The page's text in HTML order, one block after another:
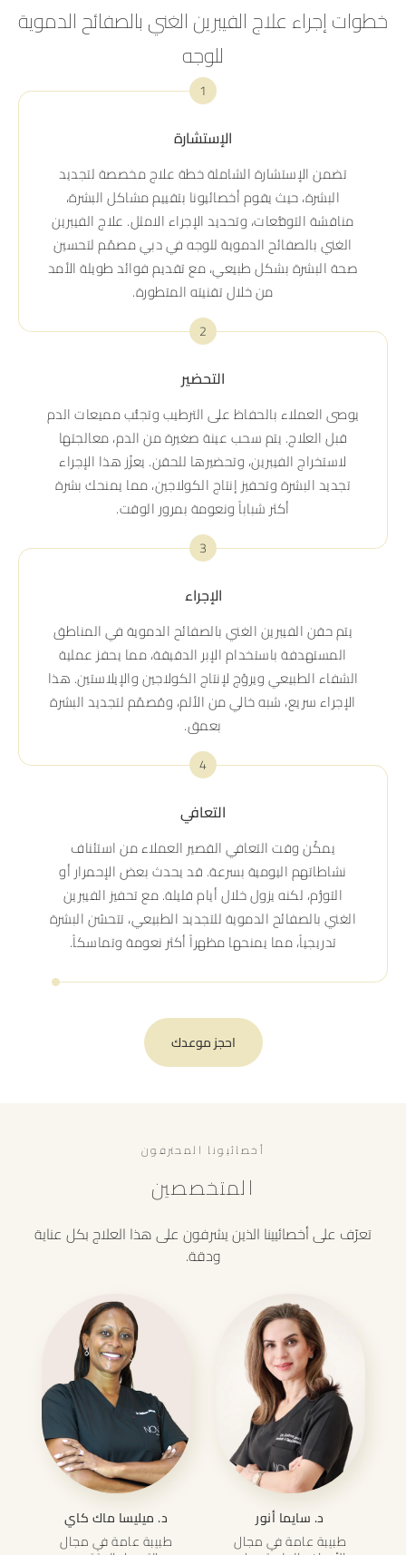
خطوات إجراء علاج الفيبرين الغني بالصفائح الدموية
للوجه
1
الإستشارة
تضمن الإستشارة الشاملة خطة علاج مخصصة لتجديد
البشرة، حيث يقوم أخصائيونا بتقييم مشاكل البشرة،
مناقشة التوقُّعات، وتحديد الإجراء الامثل. علاج الفيبرين
الغني بالصفائح الدموية للوجه في دبي مصمّم لتحسين
صحة البشرة بشكل طبيعي، مع تقديم فوائد طويلة الأمد
من خلال تقنيته المتطورة.
2
التحضير
يوصى العملاء بالحفاظ على الترطيب وتجنُّب مميعات الدم
قبل العلاج. يتم سحب عينة صغيرة من الدم، معالجتها
لاستخراج الفيبرين، وتحضيرها للحقن. يعزّز هذا الإجراء
تجديد البشرة وتحفيز إنتاج الكولاجين، مما يمنحك بشرة
أكثر شباباً ونعومة بمرور الوقت.
4
التعافي
يمكّن وقت التعافي القصير العملاء من استئناف
نشاطاتهم اليومية بسرعة. قد يحدث بعض الإحمرار أو
التورُّم، لكنه يزول خلال أيام قليلة. مع تحفيز الفيبرين
الغني بالصفائح الدموية للتجديد الطبيعي، تتحسّن البشرة
تدريجياً، مما يمنحها مظهراً أكثر نعومة وتماسكاً.
3
الإجراء
يتم حقن الفيبرين الغني بالصفائح الدموية في المناطق
المستهدفة باستخدام الإبر الدقيقة، مما يحفز عملية
الشفاء الطبيعي ويروّج لإنتاج الكولاجين والإيلاستين. هذا
الإجراء سريع، شبه خالي من الألم، ومُصمّم لتجديد البشرة
بعمق.
احجز موعدك
أخصائيونا المحترفون
المتخصصين
تعرّف على أخصائيينا الذين يشرفون على هذا العلاج بكل عناية
ودقة.
د. سايما أنور
طبيبة عامة في مجال
د. ميليسا ماك كاي
طبيبة عامة في مجال